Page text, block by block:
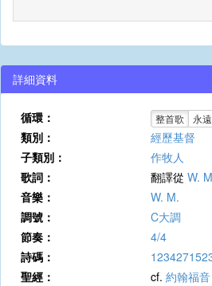
詳細資料
循環： 整首歌 永遠
類別：
經歷基督
子類別：
作牧人
歌詞：
翻譯從 W.
音樂：
W. M.
調號：
C大調
節奏：
4/4
詩碼：
聖經：
cf. 約翰福